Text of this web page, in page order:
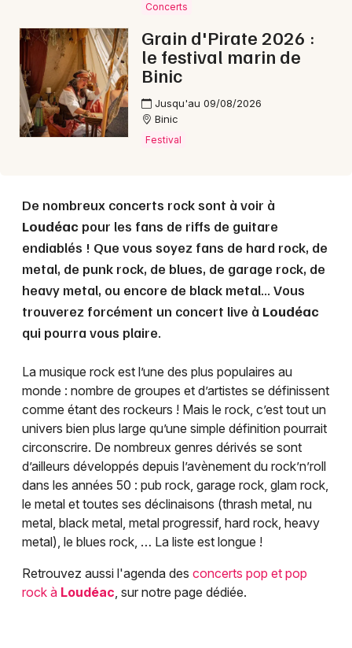
Je m'abonne
Concerts
Grain d'Pirate 2026 :
le festival marin de
Binic
Jusqu'au 09/08/2026
Binic
Festival
De nombreux concerts rock sont à voir à
Loudéac pour les fans de riffs de guitare
endiablés ! Que vous soyez fans de hard rock, de
metal, de punk rock, de blues, de garage rock, de
heavy metal, ou encore de black metal... Vous
trouverez forcément un concert live à Loudéac
qui pourra vous plaire.
La musique rock est l’une des plus populaires au
monde : nombre de groupes et d’artistes se définissent
comme étant des rockeurs ! Mais le rock, c’est tout un
univers bien plus large qu’une simple définition pourrait
circonscrire. De nombreux genres dérivés se sont
d’ailleurs développés depuis l’avènement du rock’n’roll
dans les années 50 : pub rock, garage rock, glam rock,
le metal et toutes ses déclinaisons (thrash metal, nu
metal, black metal, metal progressif, hard rock, heavy
metal), le blues rock, … La liste est longue !
Retrouvez aussi l'agenda des concerts pop et pop
rock à Loudéac, sur notre page dédiée.